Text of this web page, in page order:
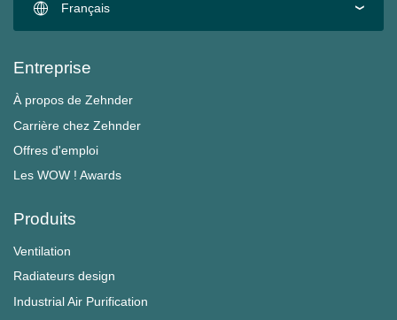
Français
Entreprise
À propos de Zehnder
Carrière chez Zehnder
Offres d'emploi
Les WOW ! Awards
Produits
Ventilation
Radiateurs design
Industrial Air Purification